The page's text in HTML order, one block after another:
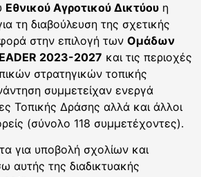
Εθνικού Αγροτικού Δικτύου η
τη διαβούλευση της σχετικής
στην επιλογή των Ομάδων
2023-2027 και τις περιοχές
στρατηγικών τοπικής
συμμετείχαν ενεργά
Τοπικής Δράσης αλλά και άλλοι
(σύνολο 118 συμμετέχοντες).
για υποβολή σχολίων και
αυτής της διαδικτυακής